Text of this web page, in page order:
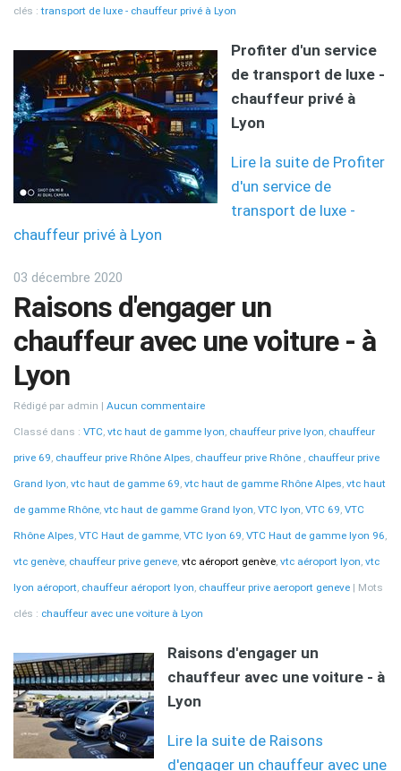
clés :transport de luxe - chauffeur privé à Lyon
Profiter d'un service
de transport de luxe -
chauffeur privé à
Lyon
Lire la suite de Profiter
d'un service de
transport de luxe -
chauffeur privé à Lyon
03 décembre 2020
Raisons d'engager un
chauffeur avec une voiture - à
Lyon
Rédigé par admin Aucun commentaire
Classé dans : VTC, vtc haut de gamme lyon, chauffeur prive lyon, chauffeur
prive 69, chauffeur prive Rhône Alpes, chauffeur prive Rhône , chauffeur prive
Grand lyon, vtc haut de gamme 69, vtc haut de gamme Rhône Alpes, vtc haut
de gamme Rhône, vtc haut de gamme Grand lyon, VTC lyon, VTC 69, VTC
Rhône Alpes, VTC Haut de gamme, VTC lyon 69, VTC Haut de gamme lyon 96,
vtc genève, chauffeur prive geneve, vtc aéroport genève, vtc aéroport lyon, vtc
lyon aéroport, chauffeur aéroport lyon, chauffeur prive aeroport geneve Mots
clés : chauffeur avec une voiture à Lyon
Raisons d'engager un
chauffeur avec une voiture - à
Lyon
Lire la suite de Raisons
d'engager un chauffeur avec une